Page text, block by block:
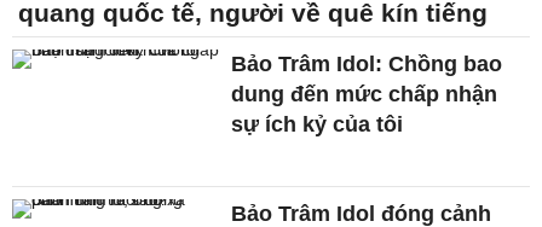
quang quốc tế, người về quê kín tiếng
Bảo Trâm Idol: Chồng bao
dung đến mức chấp nhận
sự ích kỷ của tôi
Bảo Trâm Idol đóng cảnh